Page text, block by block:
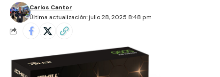
Última actualización: julio 28, 2025 8:48 pm
Carlos Cantor